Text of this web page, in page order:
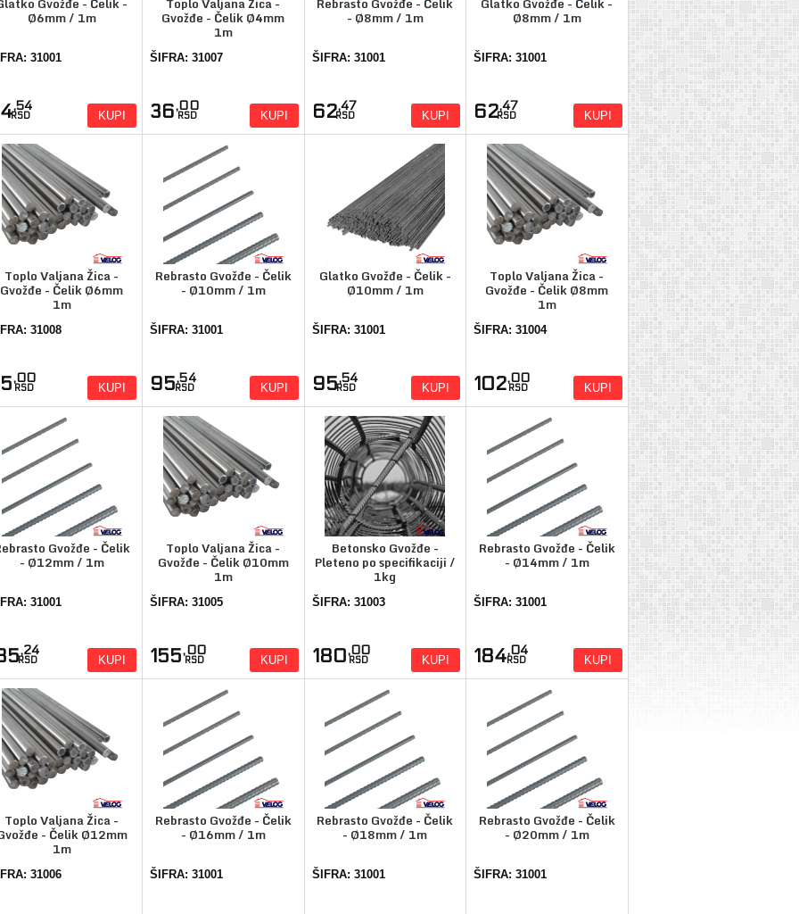
Ø6mm / 1m
31001
,54
RSD KUPI
Gvožđe - Čelik Ø4mm
1m
ŠIFRA: 31007
36,00
RSD KUPI
- Ø8mm / 1m
ŠIFRA: 31001
62,47
RSD KUPI
Ø8mm / 1m
ŠIFRA: 31001
62,47
RSD KUPI
Toplo Valjana Žica -
Gvožđe - Čelik Ø6mm
1m
31008
,00
RSD KUPI
Rebrasto Gvožđe - Čelik
- Ø10mm / 1m
ŠIFRA: 31001
95,54
RSD KUPI
Glatko Gvožđe - Čelik -
Ø10mm / 1m
ŠIFRA: 31001
95,54
RSD KUPI
Toplo Valjana Žica -
Gvožđe - Čelik Ø8mm
1m
ŠIFRA: 31004
102,00
RSD KUPI
Gvožđe - Čelik
- Ø12mm / 1m
31001
,24
RSD KUPI
Toplo Valjana Žica -
Gvožđe - Čelik Ø10mm
1m
ŠIFRA: 31005
155,00
RSD KUPI
Betonsko Gvožđe -
Pleteno po specifikaciji /
1kg
ŠIFRA: 31003
180,00
RSD KUPI
Rebrasto Gvožđe - Čelik
- Ø14mm / 1m
ŠIFRA: 31001
184,04
RSD KUPI
Toplo Valjana Žica -
- Čelik Ø12mm
1m
31006
Rebrasto Gvožđe - Čelik
- Ø16mm / 1m
ŠIFRA: 31001
Rebrasto Gvožđe - Čelik
- Ø18mm / 1m
ŠIFRA: 31001
Rebrasto Gvožđe - Čelik
- Ø20mm / 1m
ŠIFRA: 31001